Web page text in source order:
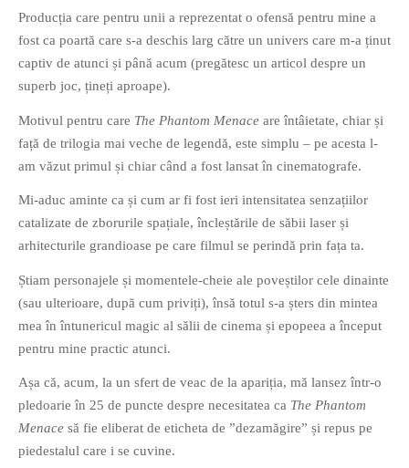
mind games, then this is the
book for you. Take the
challenge of creating your
own acrostics and describing
very letters of their titles!
RASFOIESTE
PAGINI
Ce fac?
Clasicul „Despre mine…”
Descarca povestirea Floare
Download 101 Movie
Producția care pentru unii a reprezentat o ofensă pentru mine a
fost ca poartă care s-a deschis larg către un univers care m-a ținut
captiv de atunci și până acum (pregătesc un articol despre un
superb joc, țineți aproape).
Motivul pentru care The Phantom Menace are întâietate, chiar și
față de trilogia mai veche de legendă, este simplu – pe acesta l-
am văzut primul și chiar când a fost lansat în cinematografe.
Mi-aduc aminte ca și cum ar fi fost ieri intensitatea senzațiilor
catalizate de zborurile spațiale, încleștările de săbii laser și
arhitecturile grandioase pe care filmul se perindă prin fața ta.
Știam personajele și momentele-cheie ale poveștilor cele dinainte
(sau ulterioare, după cum priviți), însă totul s-a șters din mintea
mea în întunericul magic al sălii de cinema și epopeea a început
pentru mine practic atunci.
Așa că, acum, la un sfert de veac de la apariția, mă lansez într-o
pledoarie în 25 de puncte despre necesitatea ca The Phantom
Menace să fie eliberat de eticheta de ”dezamăgire” și repus pe
piedestalul care i se cuvine.